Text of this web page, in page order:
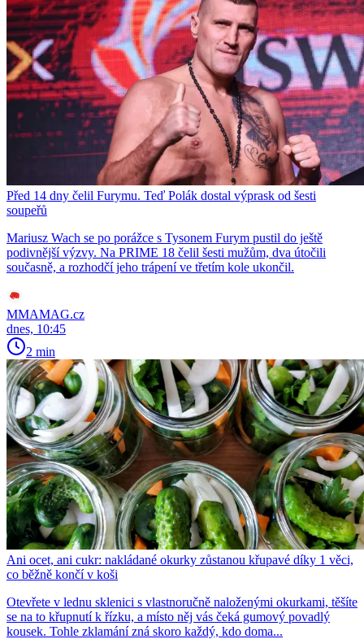
Před 14 dny čelil Furymu. Teď Polák dostal výprask od šesti
soupeřů
Mariusz Wach se po porážce s Tysonem Furym pustil do ještě
podivnější výzvy. Na PRIME 18 čelil šesti mužům, dva útočili
současně, a rozhodčí jeho trápení ve třetím kole ukončil.
MMAMAG.cz
dnes, 10:45
2 min
Ani ocet, ani cukr: nakládané okurky zůstanou křupavé díky 1 věci,
co běžně končí v koši
Otevřete v lednu sklenici s vlastnoručně naloženými okurkami, těšíte
se na to křupnutí k řízku, a místo něj vás čeká gumový povadlý
kousek. Tohle zklamání zná skoro každý, kdo doma...